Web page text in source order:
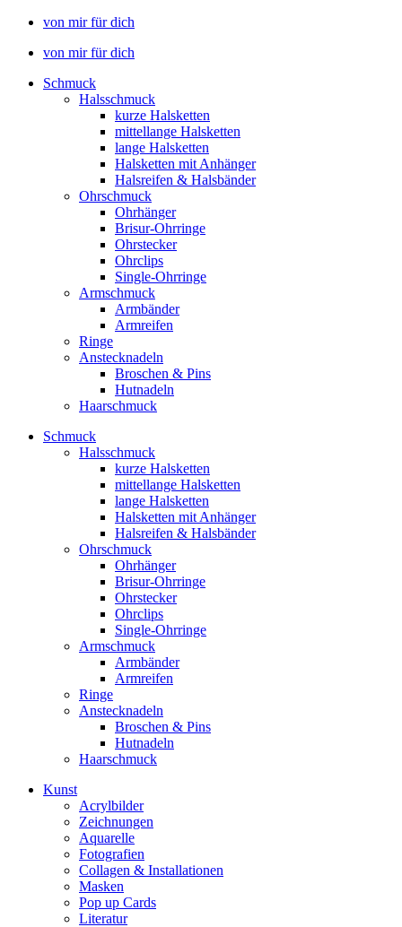
von mir für dich
von mir für dich
Schmuck
Halsschmuck
kurze Halsketten
mittellange Halsketten
lange Halsketten
Halsketten mit Anhänger
Halsreifen & Halsbänder
Ohrschmuck
Ohrhänger
Brisur-Ohrringe
Ohrstecker
Ohrclips
Single-Ohrringe
Armschmuck
Armbänder
Armreifen
Ringe
Anstecknadeln
Broschen & Pins
Hutnadeln
Haarschmuck
Schmuck
Halsschmuck
kurze Halsketten
mittellange Halsketten
lange Halsketten
Halsketten mit Anhänger
Halsreifen & Halsbänder
Ohrschmuck
Ohrhänger
Brisur-Ohrringe
Ohrstecker
Ohrclips
Single-Ohrringe
Armschmuck
Armbänder
Armreifen
Ringe
Anstecknadeln
Broschen & Pins
Hutnadeln
Haarschmuck
Kunst
Acrylbilder
Zeichnungen
Aquarelle
Fotografien
Collagen & Installationen
Masken
Pop up Cards
Literatur